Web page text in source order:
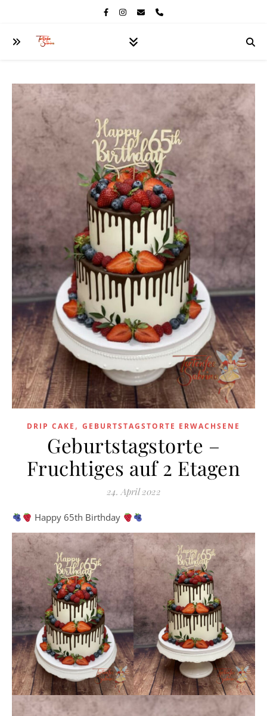
DRIP CAKE , GEBURTSTAGSTORTE ERWACHSENE
Geburtstagstorte –
Fruchtiges auf 2 Etagen
24. April 2022
Happy 65th Birthday